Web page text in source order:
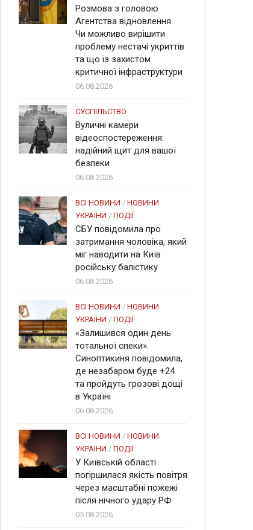
Розмова з головою
Агентства відновлення.
Чи можливо вирішити
проблему нестачі укриттів
та що із захистом
критичної інфраструктури
06.08.2026
СУСПІЛЬСТВО
Вуличні камери
відеоспостереження:
надійний щит для вашої
безпеки
06.08.2026
ВСІ НОВИНИ / НОВИНИ
УКРАЇНИ / ПОДІЇ
СБУ повідомила про
затримання чоловіка, який
міг наводити на Київ
російську балістику
06.08.2026
ВСІ НОВИНИ / НОВИНИ
УКРАЇНИ / ПОДІЇ
«Залишився один день
тотальної спеки».
Синоптикиня повідомила,
де незабаром буде +24
та пройдуть грозові дощі
в Україні
06.08.2026
ВСІ НОВИНИ / НОВИНИ
УКРАЇНИ / ПОДІЇ
У Київській області
погіршилася якість повітря
через масштабні пожежі
після нічного удару РФ
05.08.2026